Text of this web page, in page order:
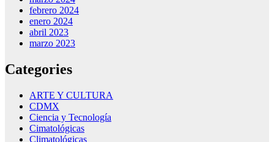
febrero 2024
enero 2024
abril 2023
marzo 2023
Categories
ARTE Y CULTURA
CDMX
Ciencia y Tecnología
Cimatológicas
Climatológicas